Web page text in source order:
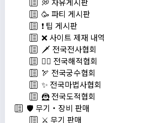
🥳 파티 게시판
❗️ 팁 게시판
❌ 사이트 제재 내역
🗡️ 전국전사협회
🏴‍☠️ 전국해적협회
🏹 전국궁수협회
✨ 전국마법사협회
🦹 전국도적협회
🛡️ 무기・장비 판매
⚔️ 무기 판매